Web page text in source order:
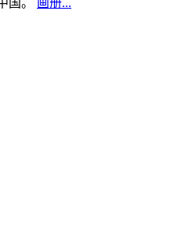
国。 画册...